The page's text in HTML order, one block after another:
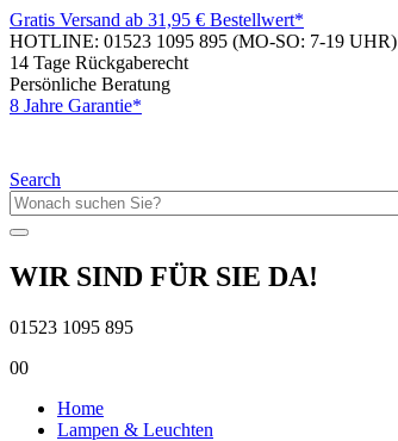
Gratis Versand ab 31,95 € Bestellwert*
HOTLINE: 01523 1095 895 (MO-SO: 7-19 UHR)
14 Tage Rückgaberecht
Persönliche Beratung
8 Jahre Garantie*
Search
WIR SIND FÜR SIE DA!
01523 1095 895
00
Home
Lampen & Leuchten